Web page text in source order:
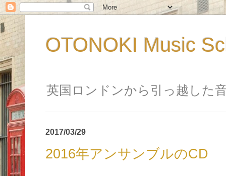
OTONOKI Music
英国ロンドンから引っ越した
2017/03/29
2016年アンサンブルのCD